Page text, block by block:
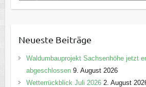
a
g
o
i
Neueste Beiträge
Waldumbauprojekt Sachsenhöhe jetzt
abgeschlossen 9. August 2026
Wetterrückblick Juli 2026 2. August